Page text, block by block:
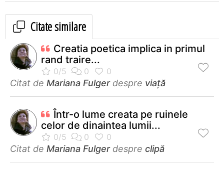
Citate similare
Creatia poetica implica in primul
rand traire...
Citat de Mariana Fulgerdespre viață
Într-o lume creata pe ruinele
celor de dinaintea lumii...
Citat de Mariana Fulgerdespre clipă